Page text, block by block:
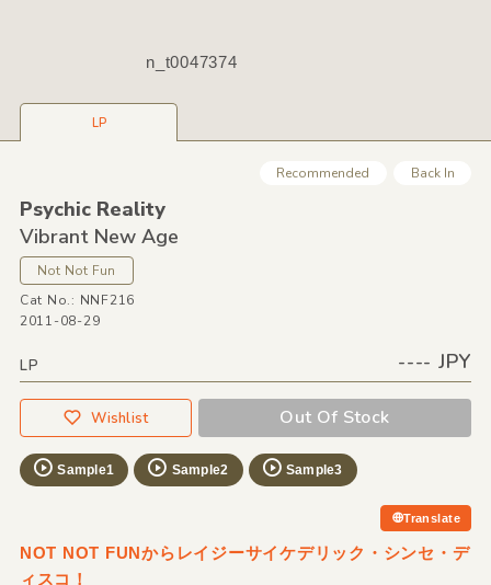
n_t0047374
LP
Recommended Back In
Psychic Reality
Vibrant New Age
Not Not Fun
Cat No.: NNF216
2011-08-29
LP ---- JPY
Wishlist Out Of Stock
Sample1 Sample2 Sample3
Translate
NOT NOT FUNからレイジーサイケデリック・シンセ・デ
ィスコ！